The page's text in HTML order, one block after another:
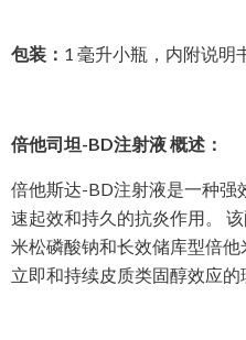
包装： 1 毫升小瓶，内附说明
倍他司坦-BD注射液 概述：
倍他斯达-BD注射液是一种强
速起效和持久的抗炎作用。
米松磷酸钠和长效储库型倍
立即和持续皮质类固醇效应的